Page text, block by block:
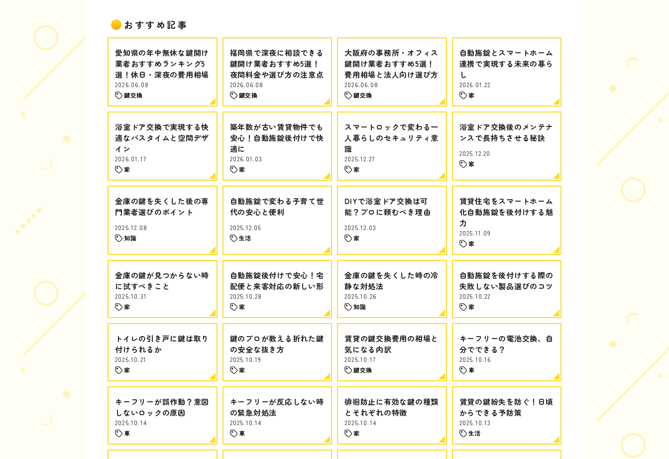
おすすめ記事
愛知県の年中無休な鍵開け
業者おすすめランキング5
選！休日・深夜の費用相場
2026.06.08
鍵交換
福岡県で深夜に相談できる
鍵開け業者おすすめ5選！
夜間料金や選び方の注意点
2026.06.08
鍵交換
大阪府の事務所・オフィス
鍵開け業者おすすめ5選！
費用相場と法人向け選び方
2026.06.08
鍵交換
自動施錠とスマートホーム
連携で実現する未来の暮ら
し
2026.01.22
家
浴室ドア交換で実現する快
適なバスタイムと空間デザ
イン
2026.01.17
家
築年数が古い賃貸物件でも
安心！自動施錠後付けで快
適に
2026.01.03
家
スマートロックで変わる一
人暮らしのセキュリティ意
識
2025.12.27
家
浴室ドア交換後のメンテナ
ンスで長持ちさせる秘訣
2025.12.20
家
金庫の鍵を失くした後の専
門業者選びのポイント
2025.12.08
知識
自動施錠で変わる子育て世
代の安心と便利
2025.12.05
生活
DIYで浴室ドア交換は可
能？プロに頼むべき理由
2025.12.03
家
賃貸住宅をスマートホーム
化自動施錠を後付けする魅
力
2025.11.09
家
金庫の鍵が見つからない時
に試すべきこと
2025.10.31
家
自動施錠後付けで安心！宅
配便と来客対応の新しい形
2025.10.28
家
金庫の鍵を失くした時の冷
静な対処法
2025.10.26
知識
自動施錠を後付けする際の
失敗しない製品選びのコツ
2025.10.22
家
トイレの引き戸に鍵は取り
付けられるか
2025.10.21
家
鍵のプロが教える折れた鍵
の安全な抜き方
2025.10.19
家
賃貸の鍵交換費用の相場と
気になる内訳
2025.10.17
鍵交換
キーフリーの電池交換、自
分でできる？
2025.10.16
車
キーフリーが誤作動？意図
しないロックの原因
2025.10.14
車
キーフリーが反応しない時
の緊急対処法
2025.10.14
車
徘徊防止に有効な鍵の種類
とそれぞれの特徴
2025.10.14
家
賃貸の鍵紛失を防ぐ！日頃
からできる予防策
2025.10.13
生活